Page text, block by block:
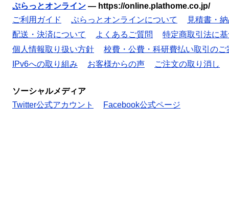
ぷらっとオンライン — https://online.plathome.co.jp/
ご利用ガイド
ぷらっとオンラインについて
見積書・
配送・決済について
よくあるご質問
特定商取引法に
個人情報取り扱い方針
校費・公費・科研費払い取引のご
IPv6への取り組み
お客様からの声 ご注文の取り消し
ソーシャルメディア
Twitter公式アカウント
Facebook公式ページ